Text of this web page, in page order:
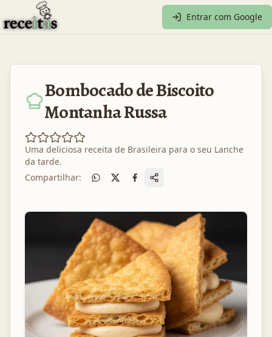
Entrar com Google
Bombocado de Biscoito
Montanha Russa
Uma deliciosa receita de Brasileira para o seu Lanche
da tarde.
Compartilhar: